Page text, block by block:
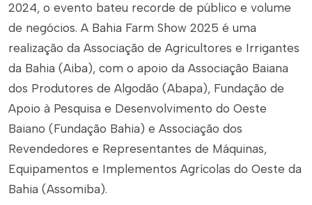
2024, o evento bateu recorde de público e volume
de negócios. A Bahia Farm Show 2025 é uma
realização da Associação de Agricultores e Irrigantes
da Bahia (Aiba), com o apoio da Associação Baiana
dos Produtores de Algodão (Abapa), Fundação de
Apoio à Pesquisa e Desenvolvimento do Oeste
Baiano (Fundação Bahia) e Associação dos
Revendedores e Representantes de Máquinas,
Equipamentos e Implementos Agrícolas do Oeste da
Bahia (Assomiba).